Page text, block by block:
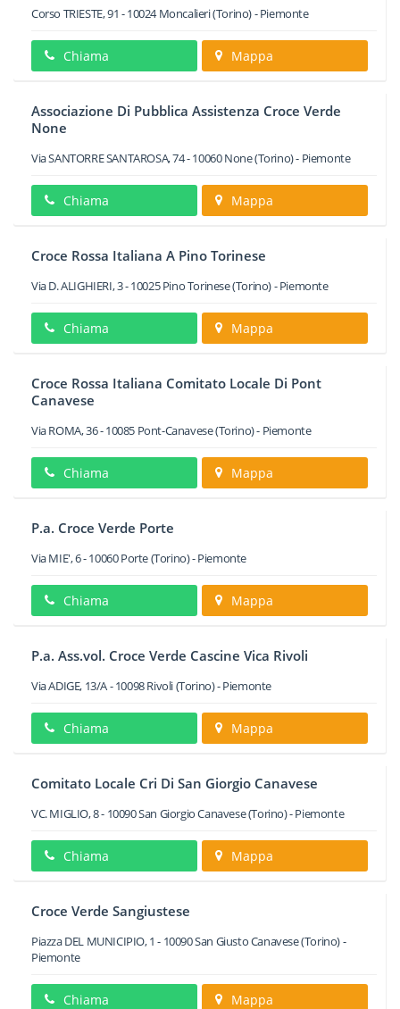
Corso TRIESTE, 91 -10024 Moncalieri(Torino) -Piemonte
Chiama Mappa
Associazione Di Pubblica Assistenza Croce Verde
None
Via SANTORRE SANTAROSA, 74-10060None(Torino) - Piemonte
Chiama Mappa
Croce Rossa Italiana A Pino Torinese
Via D. ALIGHIERI, 3-10025 Pino Torinese(Torino) -Piemonte
Chiama Mappa
Croce Rossa Italiana Comitato Locale Di Pont
Canavese
Via ROMA, 36-10085 Pont-Canavese(Torino) - Piemonte
Chiama Mappa
P.a. Croce Verde Porte
Via MIE', 6-10060Porte(Torino) -Piemonte
Chiama Mappa
P.a. Ass.vol. Croce Verde Cascine Vica Rivoli
Via ADIGE, 13/A-10098Rivoli(Torino) -Piemonte
Chiama Mappa
Comitato Locale Cri Di San Giorgio Canavese
VC. MIGLIO, 8- 10090San Giorgio Canavese(Torino) -Piemonte
Chiama Mappa
Croce Verde Sangiustese
Piazza DEL MUNICIPIO, 1 - 10090San Giusto Canavese(Torino) -
Piemonte
Chiama Mappa